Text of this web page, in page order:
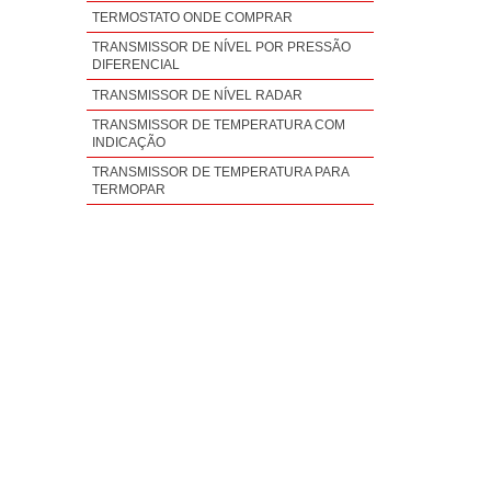
TERMOSTATO ONDE COMPRAR
TRANSMISSOR DE NÍVEL POR PRESSÃO
DIFERENCIAL
TRANSMISSOR DE NÍVEL RADAR
TRANSMISSOR DE TEMPERATURA COM
INDICAÇÃO
TRANSMISSOR DE TEMPERATURA PARA
TERMOPAR